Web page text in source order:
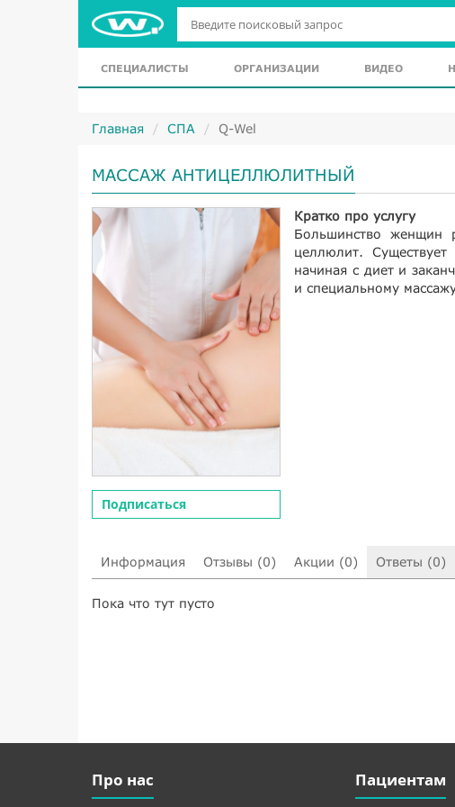
СПЕЦИАЛИСТЫ ОРГАНИЗАЦИИ ВИДЕО
Главная СПА Q-Wel
МАССАЖ АНТИЦЕЛЛЮЛИТНЫЙ
Подписаться
Кратко про услугу
Большинство женщин
целлюлит.
начиная с диет и
и специальному
Информация Отзывы (0) Акции (0) Ответы (0)
Пока что тут пусто
Про нас Пациентам